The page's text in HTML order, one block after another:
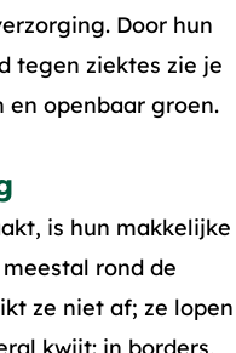
Door hun
tegen ziektes zie je
en openbaar groen.
is hun makkelijke
rond de
ze niet af; ze lopen